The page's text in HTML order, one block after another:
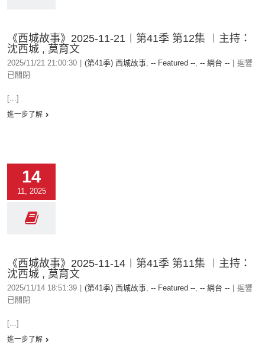
《西城故事》2025-11-21︱第41季 第12集 ︱主持：
沈西城 , 莫育文
2025/11/21 21:00:30 (第41季) 西城故事, -- Featured --, -- 網台 --
迴響
已關閉
[...]
進一步了解
14
11, 2025
《西城故事》2025-11-14︱第41季 第11集 ︱主持：
沈西城 , 莫育文
2025/11/14 18:51:39 (第41季) 西城故事, -- Featured --, -- 網台 --
迴響
已關閉
[...]
進一步了解